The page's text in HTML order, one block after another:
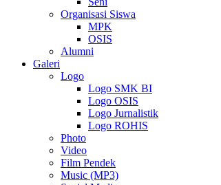
Organisasi Siswa
MPK
OSIS
Alumni
Galeri
Logo
Logo SMK BI
Logo OSIS
Logo Jurnalistik
Logo ROHIS
Photo
Video
Film Pendek
Music (MP3)